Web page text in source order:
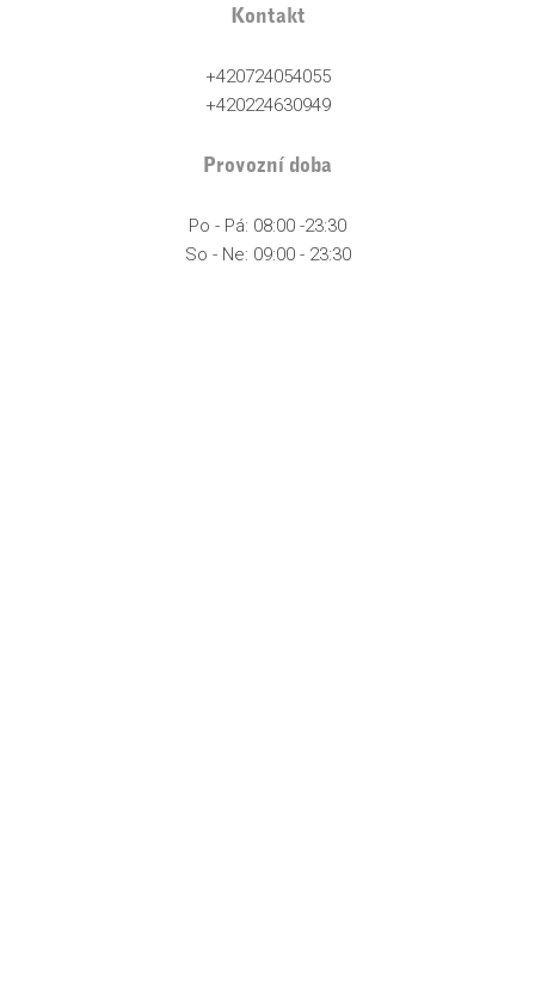
Kontakt
+420724054055
+420224630949
Provozní doba
Po - Pá: 08:00 -23:30
So - Ne: 09:00 - 23:30